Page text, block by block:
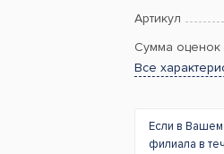
Артикул
Сумма оценок
Все
Если в
филиала в